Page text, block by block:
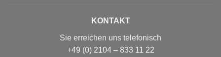
KONTAKT
Sie erreichen uns telefonisch
+49 (0) 2104 – 833 11 22